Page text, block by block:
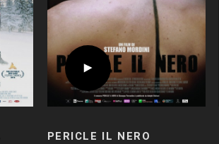
PERICLE IL NERO